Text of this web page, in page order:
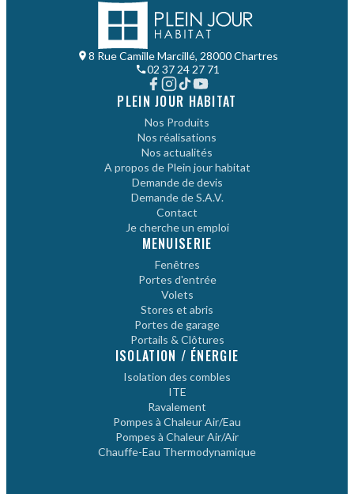
8 Rue Camille Marcillé, 28000 Chartres
02 37 24 27 71
PLEIN JOUR HABITAT
Nos Produits
Nos réalisations
Nos actualités
A propos de Plein jour habitat
Demande de devis
Demande de S.A.V.
Contact
Je cherche un emploi
MENUISERIE
Fenêtres
Portes d'entrée
Volets
Stores et abris
Portes de garage
Portails & Clôtures
ISOLATION / ÉNERGIE
Isolation des combles
ITE
Ravalement
Pompes à Chaleur Air/Eau
Pompes à Chaleur Air/Air
Chauffe-Eau Thermodynamique